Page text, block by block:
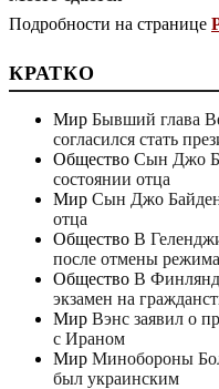
Подробности на странице
КРАТКО
Мир Бывший глава
согласился стать
Общество Сын Джо
состоянии отца
Мир Сын Джо
отца
Общество В
после отмены
Общество В
экзамен на
Мир Вэнс заявил о
с Ираном
Мир Минобороны
был украинским